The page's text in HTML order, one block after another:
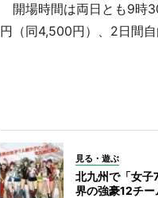
開場時間は両日とも9時
円（同4,500円）、2日間自
見る・遊ぶ
北九州で「女子
界の強豪12チー